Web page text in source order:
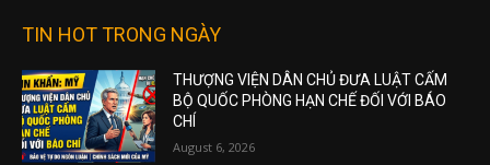
TIN HOT TRONG NGÀY
THƯỢNG VIỆN DÂN CHỦ ĐƯA LUẬT CẤM
BỘ QUỐC PHÒNG HẠN CHẾ ĐỐI VỚI BÁO
CHÍ
August 6, 2026